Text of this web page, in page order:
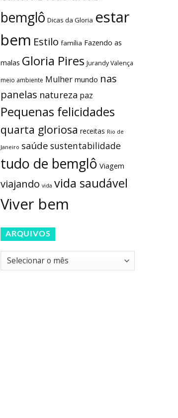
bemglô Dicas da Gloria estar
bem Estilo família Fazendo as
malas Gloria Pires Jurandy Valença
meio ambiente Mulher mundo nas
panelas natureza paz
Pequenas felicidades
quarta gloriosa receitas Rio de
Janeiro saúde sustentabilidade
tudo de bemglô Viagem
viajando vida vida saudável
Viver bem
ARQUIVOS
Arquivos